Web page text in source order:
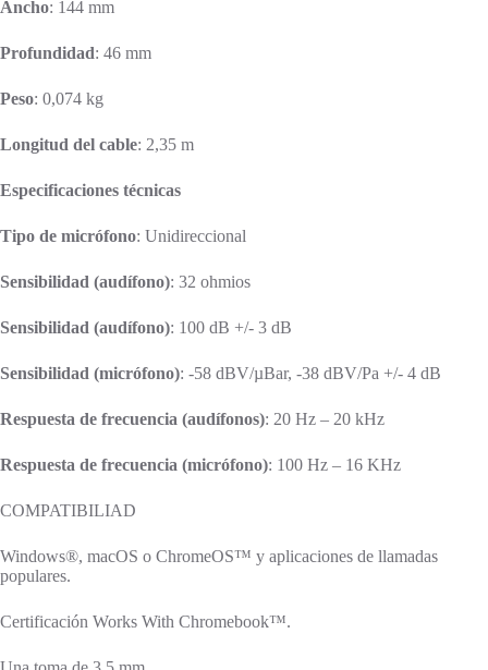
Ancho: 144 mm
Profundidad: 46 mm
Peso: 0,074 kg
Longitud del cable: 2,35 m
Especificaciones técnicas
Tipo de micrófono: Unidireccional
Sensibilidad (audífono): 32 ohmios
Sensibilidad (audífono): 100 dB +/- 3 dB
Sensibilidad (micrófono): -58 dBV/µBar, -38 dBV/Pa +/- 4 dB
Respuesta de frecuencia (audífonos): 20 Hz – 20 kHz
Respuesta de frecuencia (micrófono): 100 Hz – 16 KHz
COMPATIBILIAD
Windows®, macOS o ChromeOS™ y aplicaciones de llamadas
populares.
Certificación Works With Chromebook™.